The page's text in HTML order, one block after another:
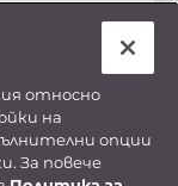
Reserved
относно
на
опции
За повече